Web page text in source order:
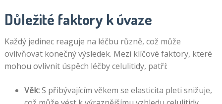
Důležité faktory k úvaze
Každý jedinec reaguje na léčbu různě, což může
ovlivňovat konečný výsledek. Mezi klíčové faktory, které
mohou ovlivnit úspěch léčby celulitidy, patří:
Věk:S přibývajícím věkem se elasticita pleti snižuje,